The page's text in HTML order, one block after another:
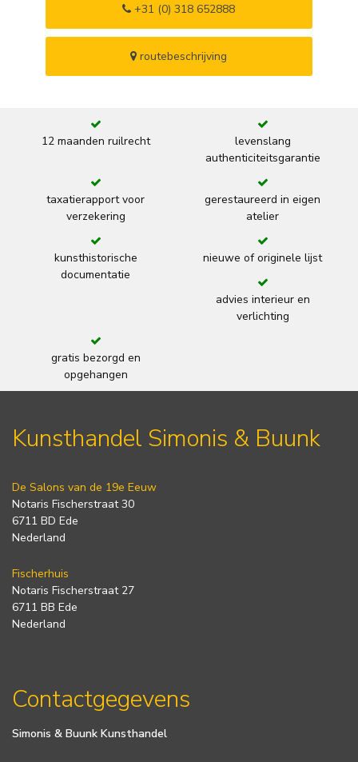
+31 (0) 318 652888
routebeschrijving
12 maanden ruilrecht
levenslang
authenticiteitsgarantie
taxatierapport voor
verzekering
gerestaureerd in eigen
atelier
kunsthistorische
documentatie
nieuwe of originele lijst
advies interieur en
verlichting
gratis bezorgd en
opgehangen
Kunsthandel Simonis & Buunk
De Salons van de 19e Eeuw
Notaris Fischerstraat 30
6711 BD Ede
Nederland
Fischerhuis
Notaris Fischerstraat 27
6711 BB Ede
Nederland
Contactgegevens
Simonis & Buunk Kunsthandel